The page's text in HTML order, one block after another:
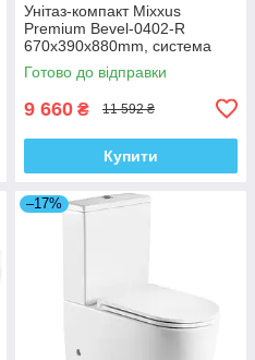
Унітаз-компакт Mixxus
Premium Bevel-0402-R
670x390x880mm, система
змиву RIMLESS (MP6474)
Готово до відправки
9 660 ₴ 11 592 ₴
Купити
–17%